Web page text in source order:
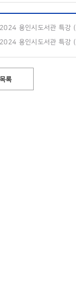
2024 용인시도서관 특강
2024 용인시도서관 특강
목록